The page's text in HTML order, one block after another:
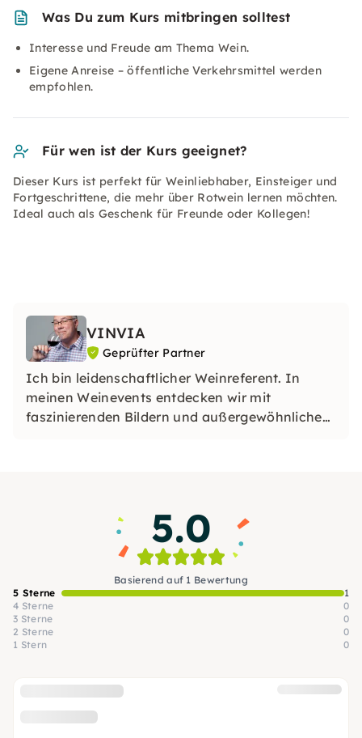
Was Du zum Kurs mitbringen solltest
Interesse und Freude am Thema Wein.
Eigene Anreise – öffentliche Verkehrsmittel werden
empfohlen.
Für wen ist der Kurs geeignet?
Dieser Kurs ist perfekt für Weinliebhaber, Einsteiger und
Fortgeschrittene, die mehr über Rotwein lernen möchten.
Ideal auch als Geschenk für Freunde oder Kollegen!
VINVIA
Geprüfter Partner
Ich bin leidenschaftlicher Weinreferent. In
meinen Weinevents entdecken wir mit
faszinierenden Bildern und außergewöhnlichen
5.0
Basierend auf 1 Bewertung
5 Sterne
1
4 Sterne
0
3 Sterne
0
2 Sterne
0
1 Stern
0